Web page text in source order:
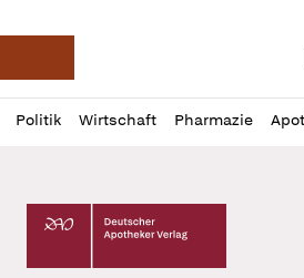
Deutsche Apotheker
Politik Wirtschaft Pharmazie
Profil
öffnen
Daz
Pur
Deutscher Apotheker Verlag Logo